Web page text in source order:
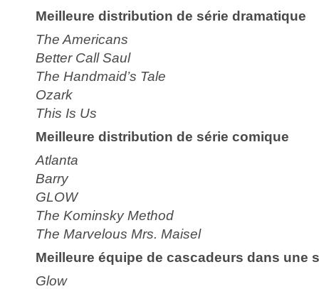
Meilleure distribution de série dramatique
The Americans
Better Call Saul
The Handmaid’s Tale
Ozark
This Is Us
Meilleure distribution de série comique
Atlanta
Barry
GLOW
The Kominsky Method
The Marvelous Mrs. Maisel
Meilleure équipe de cascadeurs dans une
Glow